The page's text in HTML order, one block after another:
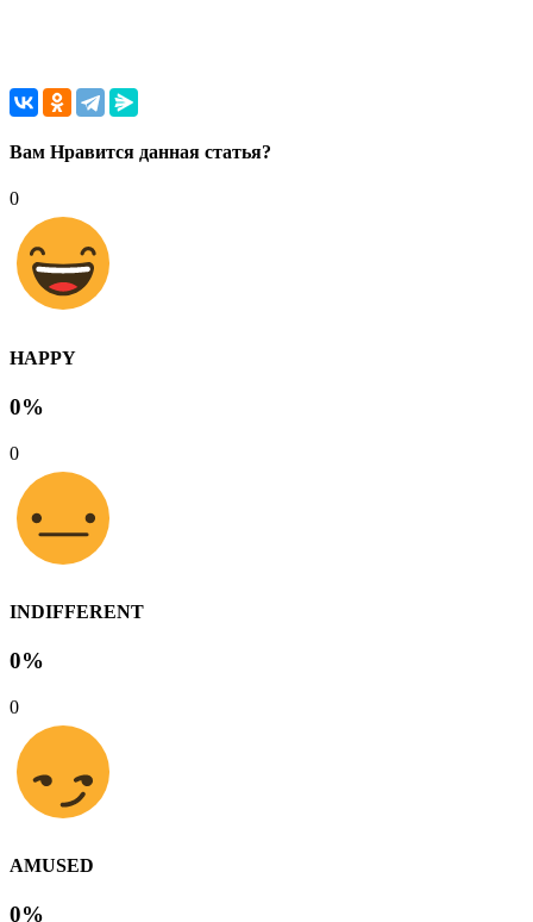
Вам Нравится данная статья?
0
HAPPY
0%
0
INDIFFERENT
0%
0
AMUSED
0%